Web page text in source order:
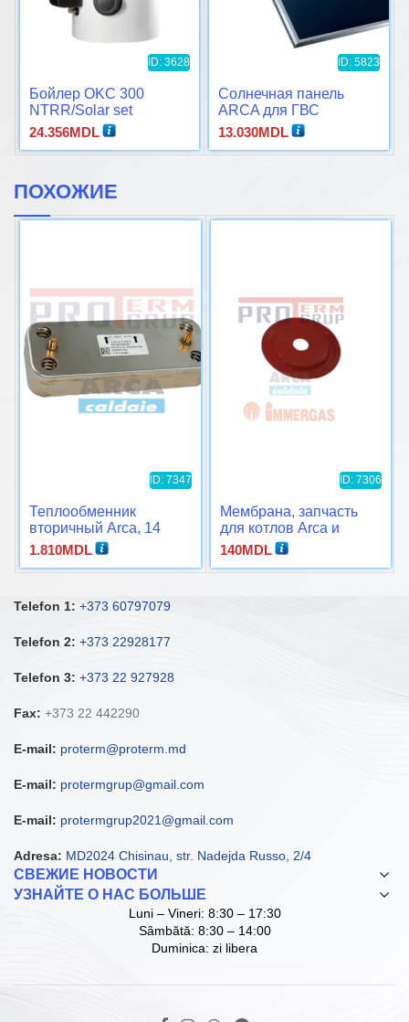
ID: 3628
Бойлер OKC 300
NTRR/Solar set
24.356MDL
ID: 5823
Солнечная панель
ARCA для ГВС
13.030MDL
ПОХОЖИЕ
ID: 7347
Теплообменник
вторичный Arca, 14
пластин
1.810MDL
ID: 7306
Мембрана, запчасть
для котлов Arca и
Immergas
140MDL
Telefon 1: +373 60797079
Telefon 2: +373 22928177
Telefon 3: +373 22 927928
Fax: +373 22 442290
E-mail: proterm@proterm.md
E-mail: protermgrup@gmail.com
E-mail: protermgrup2021@gmail.com
Adresa: MD2024 Chisinau, str. Nadejda Russo, 2/4
СВЕЖИЕ НОВОСТИ
УЗНАЙТЕ О НАС БОЛЬШЕ
Luni – Vineri: 8:30 – 17:30
Sâmbătă: 8:30 – 14:00
Duminica: zi libera